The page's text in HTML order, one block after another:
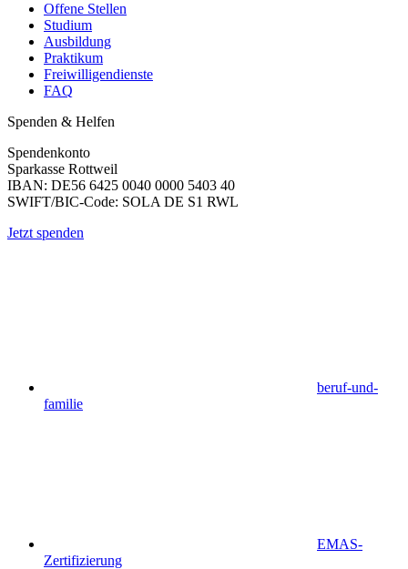
Offene Stellen
Studium
Ausbildung
Praktikum
Freiwilligendienste
FAQ
Spenden & Helfen
Spendenkonto
Sparkasse Rottweil
IBAN: DE56 6425 0040 0000 5403 40
SWIFT/BIC-Code: SOLA DE S1 RWL
Jetzt spenden
beruf-und-
familie
EMAS-
Zertifizierung